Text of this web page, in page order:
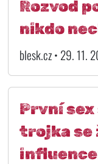
Rozvod
nikdo
blesk.cz • 29. 11.
První sex
trojka se